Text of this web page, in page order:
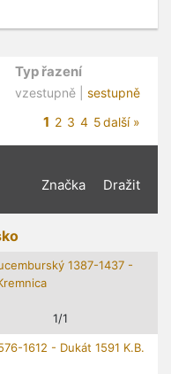
Typ řazení
vzestupně | sestupně
1 2 3 4 5další »
Značka Dražit
1387-1437 -
1/1
1612 - Dukát 1591 K.B.